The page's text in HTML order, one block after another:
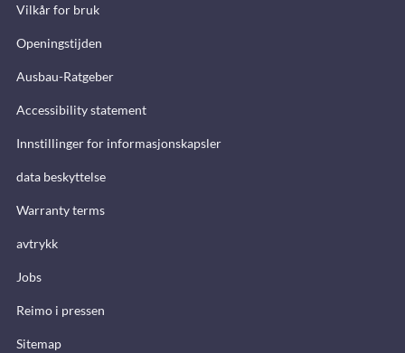
Vilkår for bruk
Openingstijden
Ausbau-Ratgeber
Accessibility statement
Innstillinger for informasjonskapsler
data beskyttelse
Warranty terms
avtrykk
Jobs
Reimo i pressen
Sitemap